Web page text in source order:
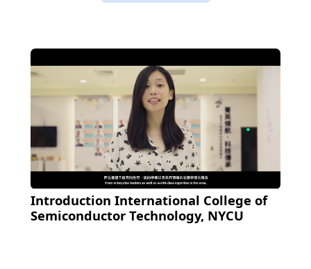
Introduction International College of
Semiconductor Technology, NYCU